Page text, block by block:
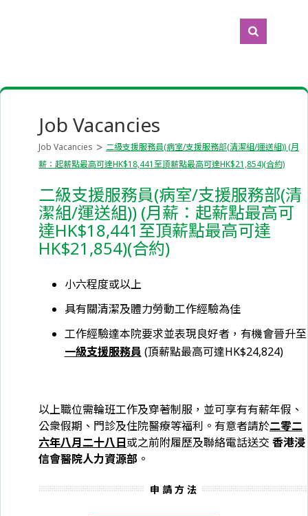
Job Vacancies
Job Vacancies
二級支援服務員(病室/支援服務部(清潔組/運送組)) (月
薪：起薪點最高可達HK$18,441至頂薪點最高可達HK$21,854)(合約)
二級支援服務員(病室/支援服務部(清
潔組/運送組)) (月薪：起薪點最高可
達HK$18,441至頂薪點最高可達
HK$21,854)(合約)
小六程度或以上
具有關清潔及體力勞動工作經驗為佳
工作經驗達本院要求並表現良好者，有機會晉升至
一級支援服務員 (頂薪點最高可達HK$24,824)
以上職位需輪班工作及穿著制服，並可享有有薪年假、
公衆假期、門診及住院醫療等福利。有意者請於二零二
六年八月二十八日或之前附履歷及聯絡電話送交 香港浸
信會醫院人力資源部 。
申 請 方 法